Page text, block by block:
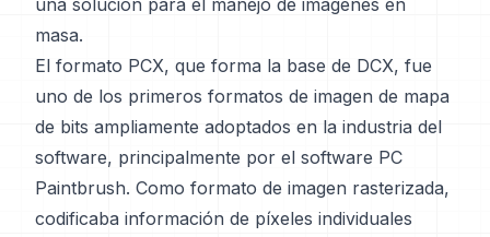
una solución para el manejo de imágenes en
masa.
El formato PCX, que forma la base de DCX, fue
uno de los primeros formatos de imagen de mapa
de bits ampliamente adoptados en la industria del
software, principalmente por el software PC
Paintbrush. Como formato de imagen rasterizada,
codificaba información de píxeles individuales